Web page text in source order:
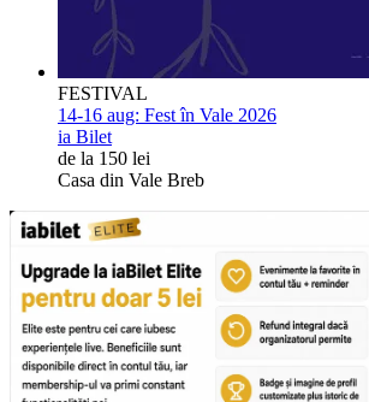
FESTIVAL
14-16 aug: Fest în Vale 2026
ia Bilet
de la 150 lei
Casa din Vale Breb